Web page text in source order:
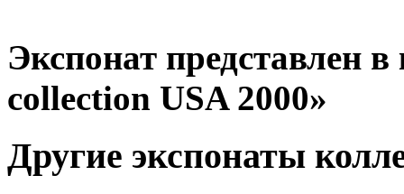
Экспонат представлен
collection USA 2000»
Другие экспонаты